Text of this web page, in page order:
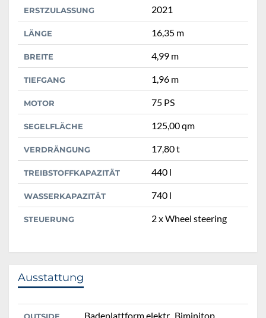
ERSTZULASSUNG 2021
LÄNGE 16,35 m
BREITE 4,99 m
TIEFGANG 1,96 m
MOTOR 75 PS
SEGELFLÄCHE 125,00 qm
VERDRÄNGUNG 17,80 t
TREIBSTOFFKAPAZITÄT 440 l
WASSERKAPAZITÄT 740 l
STEUERUNG 2 x Wheel steering
Ausstattung
OUTSIDE
Badeplattform elektr., Biminitop,